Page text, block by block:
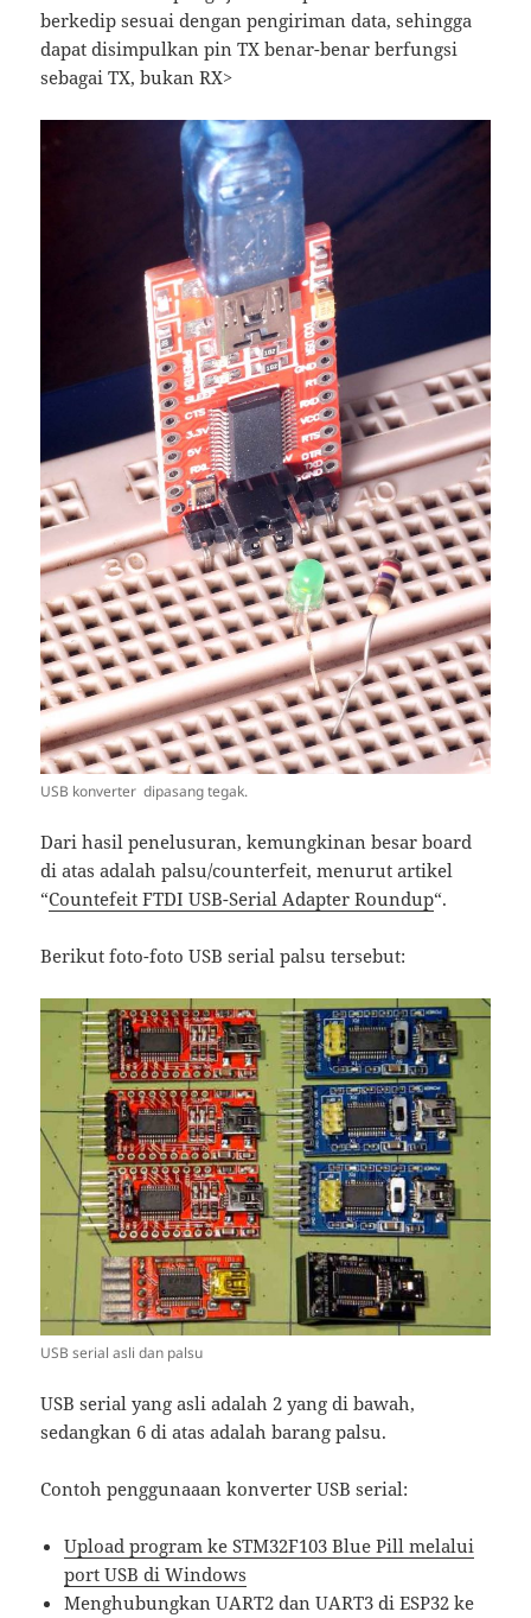
berkedip sesuai dengan pengiriman data, sehingga
dapat disimpulkan pin TX benar-benar berfungsi
sebagai TX, bukan RX>
USB konverter dipasang tegak.
Dari hasil penelusuran, kemungkinan besar board
di atas adalah palsu/counterfeit, menurut artikel
“Countefeit FTDI USB-Serial Adapter Roundup“.
Berikut foto-foto USB serial palsu tersebut:
USB serial asli dan palsu
USB serial yang asli adalah 2 yang di bawah,
sedangkan 6 di atas adalah barang palsu.
Contoh penggunaaan konverter USB serial:
Upload program ke STM32F103 Blue Pill melalui
port USB di Windows
Menghubungkan UART2 dan UART3 di ESP32 ke